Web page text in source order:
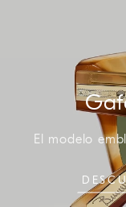
El modelo